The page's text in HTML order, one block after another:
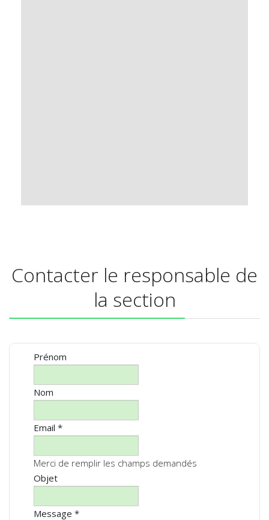
Contacter le responsable de
la section
Prénom
Nom
Email *
Merci de remplir les champs demandés
Objet
Message *